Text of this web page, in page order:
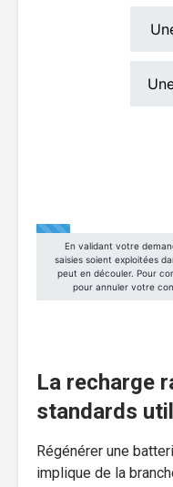
La recharge
standards
Régénérer une
implique de la